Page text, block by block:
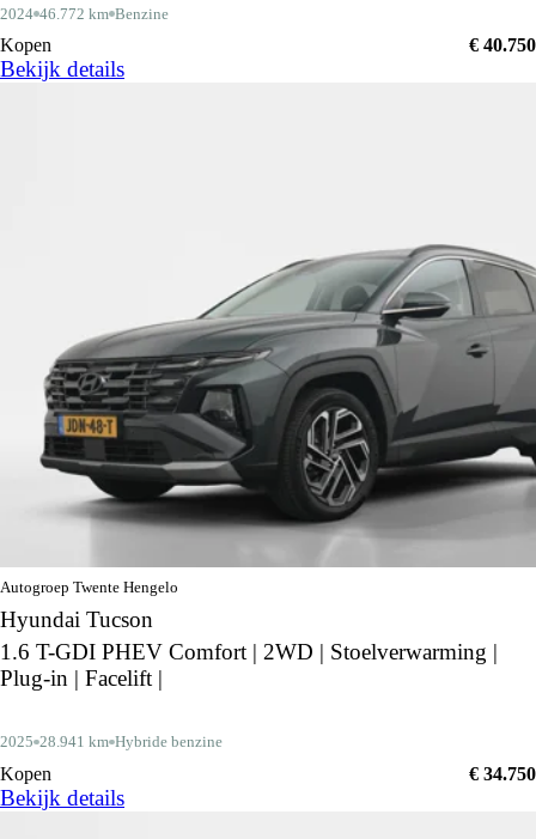
2024 46.772 km Benzine
Kopen € 40.750
Bekijk details
Autogroep Twente Hengelo
Hyundai Tucson
1.6 T-GDI PHEV Comfort | 2WD | Stoelverwarming |
Plug-in | Facelift |
2025 28.941 km Hybride benzine
Kopen € 34.750
Bekijk details